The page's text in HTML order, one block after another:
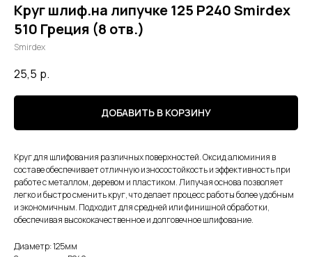
Круг шлиф.на липучке 125 Р240 Smirdex
510 Греция (8 отв.)
Smirdex
25,5 р.
ДОБАВИТЬ В КОРЗИНУ
Круг для шлифования различных поверхностей. Оксид алюминия в
составе обеспечивает отличную износостойкость и эффективность при
работе с металлом, деревом и пластиком. Липучая основа позволяет
легко и быстро сменить круг, что делает процесс работы более удобным
и экономичным. Подходит для средней или финишной обработки,
обеспечивая высококачественное и долговечное шлифование.
Диаметр: 125мм